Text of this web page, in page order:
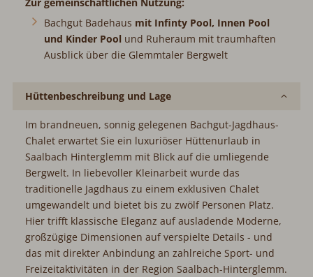
Bachgut Badehaus mit Infinty Pool, Innen Pool
und Kinder Poolund Ruheraum mit traumhaften
Ausblick über die Glemmtaler Bergwelt
Hüttenbeschreibung und Lage
Im brandneuen, sonnig gelegenen Bachgut-Jagdhaus-
Chalet erwartet Sie ein luxuriöser Hüttenurlaub in
Saalbach Hinterglemm mit Blick auf die umliegende
Bergwelt. In liebevoller Kleinarbeit wurde das
traditionelle Jagdhaus zu einem exklusiven Chalet
umgewandelt und bietet bis zu zwölf Personen Platz.
Hier trifft klassische Eleganz auf ausladende Moderne,
großzügige Dimensionen auf verspielte Details - und
das mit direkter Anbindung an zahlreiche Sport- und
Freizeitaktivitäten in der Region Saalbach-Hinterglemm.